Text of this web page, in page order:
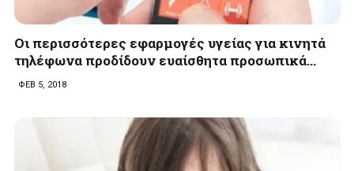
Οι περισσότερες εφαρμογές υγείας για κινητά
τηλέφωνα προδίδουν ευαίσθητα προσωπικά…
ΦΕΒ 5, 2018